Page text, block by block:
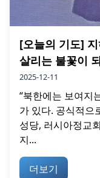
[오늘의 기도]
살리는 불꽃이
2025-12-11
“북한에는 보여지
가 있다. 공식적으
성당, 러시아정교
지...
더보기